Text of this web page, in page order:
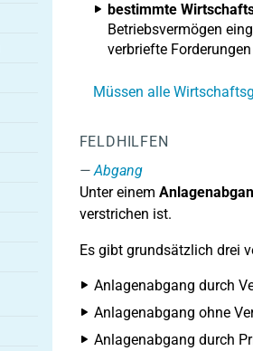
bestimmte
Betriebsvermögen
verbriefte
Müssen alle
FELDHILFEN
Abgang
Unter einem
verstrichen ist.
Es gibt grundsätzlich drei
Anlagenabgang durch
Anlagenabgang ohne
Anlagenabgang durch